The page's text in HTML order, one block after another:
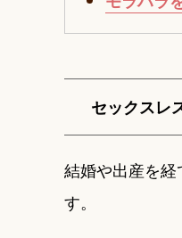
セックスレ
結婚や出産を
す。